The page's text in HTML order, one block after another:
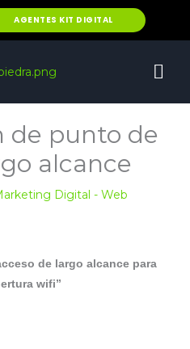
AGENTES KIT DIGITAL
de punto de
alcance
Digital - Web
de largo alcance para
wifi”